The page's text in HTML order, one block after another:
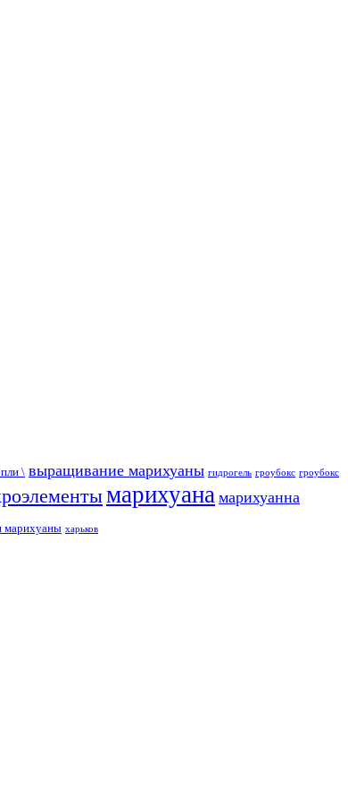
\ выращивание марихуаны гидрогель гроубокс гроубокс
марихуана марихуанна
марихуаны харьков